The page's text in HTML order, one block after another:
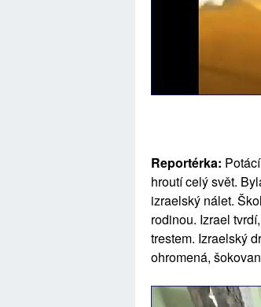
Reportérka:
hroutí celý svět.
izraelský nálet.
rodinou. Izrael
trestem. Izraelský
ohromená,